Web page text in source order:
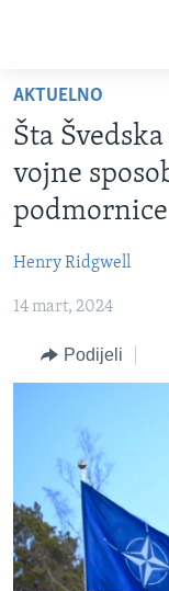
glavni
sadržaj
na
glavnu
Idi
na
TV PROGRAM
FOTOGRAFIJE
SJEDINJENE
BOSNA I
SVIJET
NAUKA I
SPECIJALNI
KORUPCIJA
ŽENSKA STRANA
IZBJEGLIČKA
MAGAZIN
O GLASU AMERIKE
AKTUELNO
Šta
vojne
podmornice
Henry Ridgwell
14 mart, 2024
Podijeli